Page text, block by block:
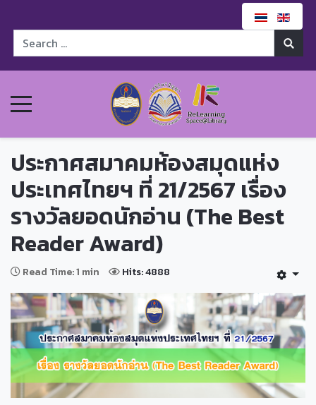
ประกาศสมาคมห้องสมุดแห่ง
ประเทศไทยฯ ที่ 21/2567 เรื่อง
รางวัลยอดนักอ่าน (The Best
Reader Award)
Read Time: 1 min Hits: 4888